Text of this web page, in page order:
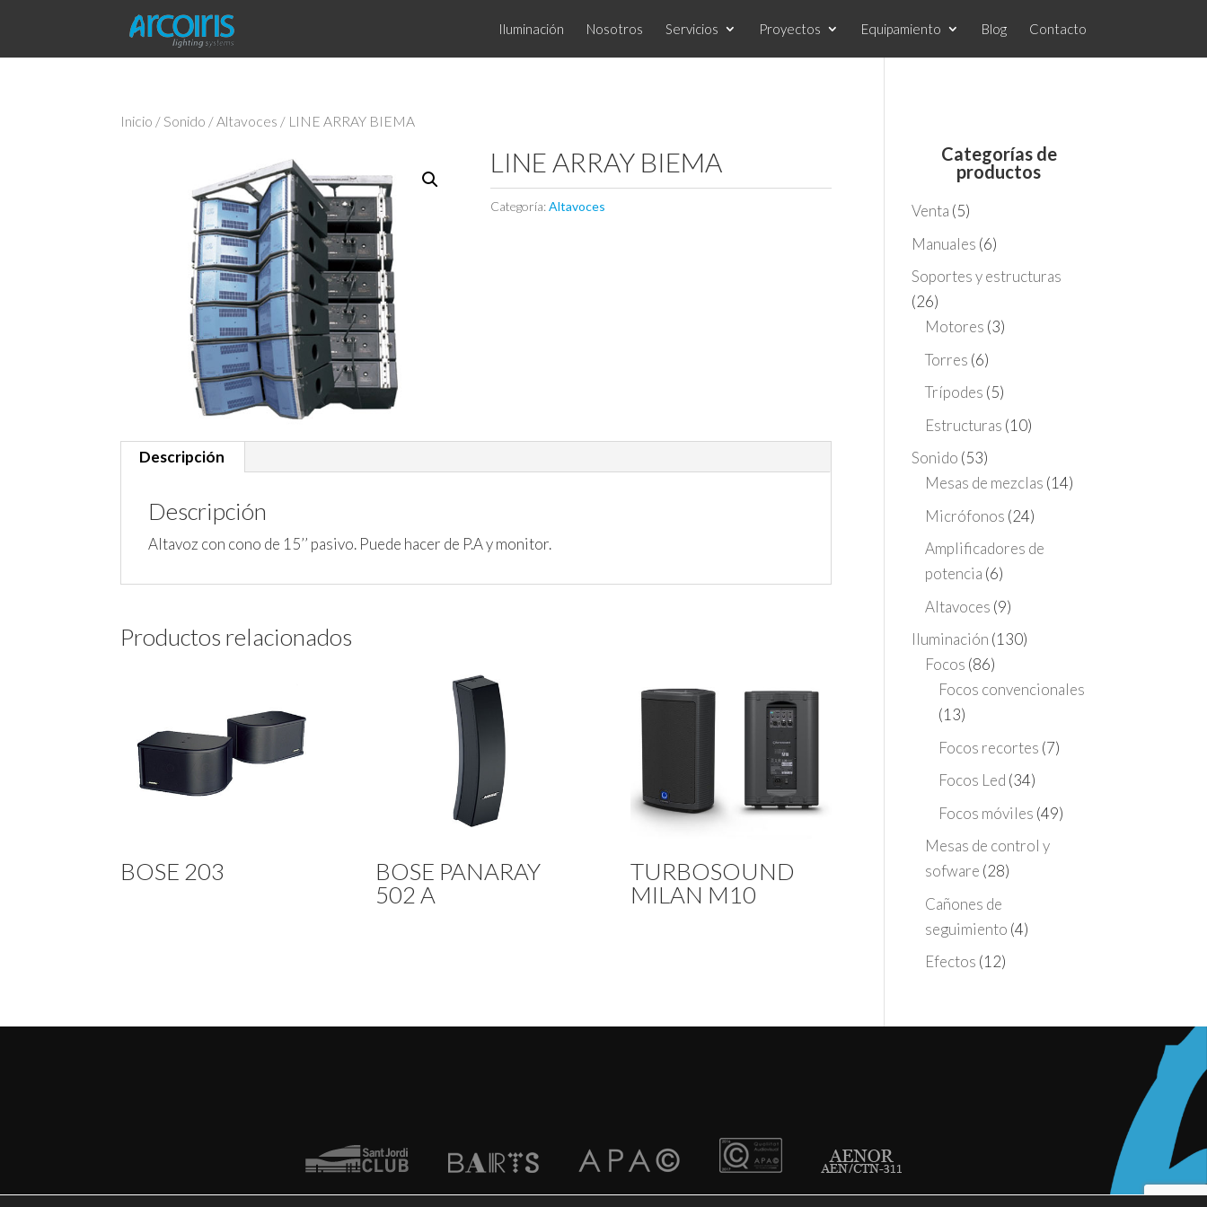
Iluminación Nosotros Servicios Proyectos Equipamiento Blog Contacto
Inicio / Sonido /Altavoces / LINE ARRAY BIEMA
LINE ARRAY BIEMA
Categoría:Altavoces
Descripción
Descripción
Altavoz con cono de 15’’ pasivo. Puede hacer de P.A y monitor.
Productos relacionados
BOSE 203
BOSE PANARAY
502 A
TURBOSOUND
MILAN M10
Categorías de
productos
Venta (5)
Manuales (6)
Soportes y estructuras
(26)
Motores (3)
Torres (6)
Trípodes (5)
Estructuras (10)
Sonido (53)
Mesas de mezclas (14)
Micrófonos (24)
Amplificadores de
potencia (6)
Altavoces (9)
Iluminación (130)
Focos (86)
Focos convencionales
(13)
Focos recortes (7)
Focos Led (34)
Focos móviles (49)
Mesas de control y
sofware (28)
Cañones de
seguimiento (4)
Efectos (12)